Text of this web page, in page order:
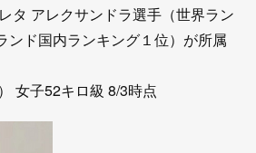
タ アレクサンドラ選手（世界ラン
ンド国内ランキング１位）が所属
女子52キロ級 8/3時点